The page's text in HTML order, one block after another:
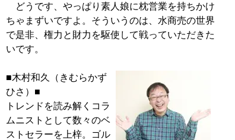
どうです、やっぱり素人娘に枕営業を持ちかけ
ちゃまずいですよ。そういうのは、水商売の世界
で是非、権力と財力を駆使して戦っていただきた
いです。
■木村和久（きむらかず
ひさ）■
トレンドを読み解くコラ
ムニストとして数々のベ
ストセラーを上梓。ゴル